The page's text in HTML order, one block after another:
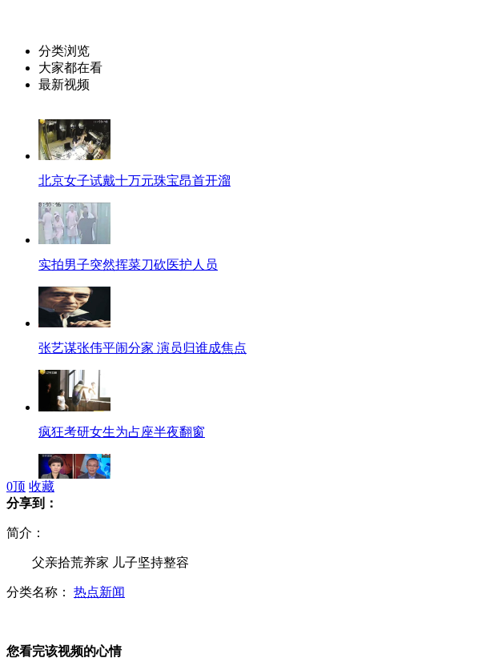
分类浏览
大家都在看
最新视频
北京女子试戴十万元珠宝昂首开溜
实拍男子突然挥菜刀砍医护人员
张艺谋张伟平闹分家 演员归谁成焦点
疯狂考研女生为占座半夜翻窗
成都交警执法打人视频火爆网络
0顶 收藏
分享到：
简介：
父亲拾荒养家 儿子坚持整容
分类名称： 热点新闻
您看完该视频的心情